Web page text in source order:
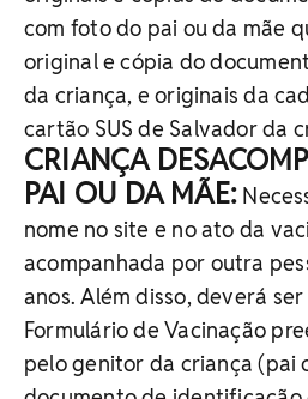
com foto do pai ou da mãe
original e cópia do
da criança, e originais da
cartão SUS de Salvador da
CRIANÇA
PAI OU DA MÃE:
nome no site e no ato da
acompanhada por outra
anos. Além disso, deverá
Formulário de Vacinação
pelo genitor da criança (pai